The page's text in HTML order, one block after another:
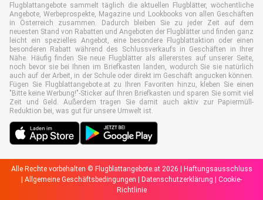
Flugblattangebote sammelt täglich die aktuellen Flugblätter, wöchentliche
Angebote, Werbeprospekte, Magazine und Lookbooks von allen Geschäften
in Österreich zusammen. Dadurch bleiben Sie zu jeder Zeit auf dem
neuesten Stand von Rabatten und Angeboten der Flugblätter und finden ganz
leicht ein spezielles Angebot, eine besondere Flugblattaktion oder einen
besonderen Rabatt während des Schlussverkaufs in Geschäften in Ihrer
Nähe. Häufig finden Sie neue Flugblätter als allererstes auf unserer Seite,
noch bevor sie bei Ihnen im Briefkasten landen, wodurch Sie sie natürlich
auch auf der Arbeit, in der Schule oder direkt im Geschäft angucken können.
Fügen Sie Flugblattangebote.at zu Ihren Favoriten hinzu, kleben Sie einen
"Bitte keine Werbung!"-Sticker auf Ihren Briefkasten und sparen Sie somit viel
Zeit und Geld. Außerdem tragen Sie damit auch aktiv zur Papiermüll-
Reduktion bei, was gut für unsere Umwelt ist.
Alle Rechte vorbehalten © Flugblattangebote.at 2026 | Haftungsausschluss
| Allgemeine Geschäftsbedingungen | Datenschutzerklärung | Cookie-
Richtlinie